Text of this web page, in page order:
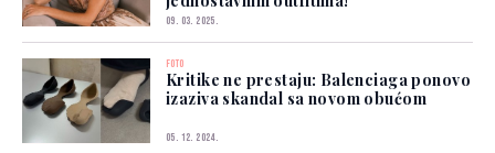
09. 03. 2025.
FOTO
Kritike ne prestaju: Balenciaga ponovo
izaziva skandal sa novom obućom
05. 12. 2024.